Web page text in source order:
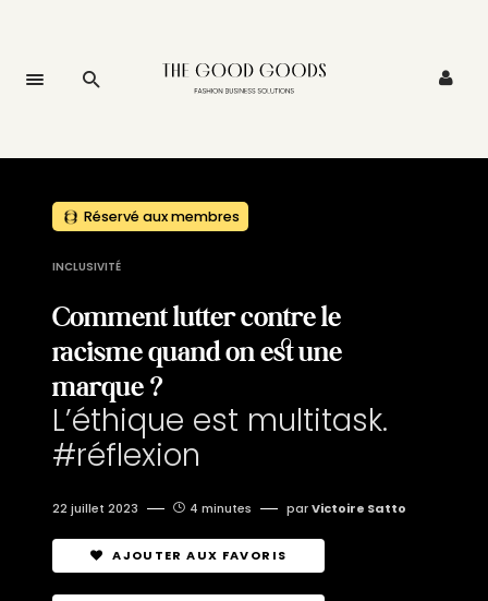
Réservé aux membres
INCLUSIVITÉ
Comment lutter contre le
racisme quand on est une
marque ?
L’éthique est multitask.
#réflexion
22 juillet 2023 4 minutes parVictoire Satto
AJOUTER AUX FAVORIS